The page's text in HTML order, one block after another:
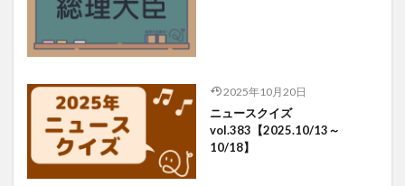
2025年10月20日
ニュースクイズ
vol.383【2025.10/13～
10/18】